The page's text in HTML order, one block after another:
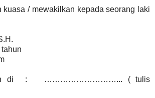
kuasa / mewakilkan kepada seorang laki
di
:
………………………... ( tulis